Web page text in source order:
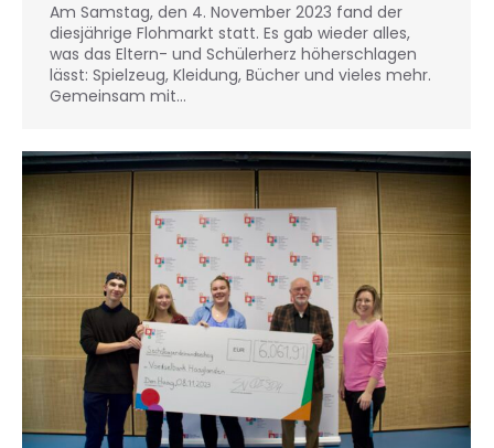
Am Samstag, den 4. November 2023 fand der
diesjährige Flohmarkt statt. Es gab wieder alles,
was das Eltern- und Schülerherz höherschlagen
lässt: Spielzeug, Kleidung, Bücher und vieles mehr.
Gemeinsam mit…